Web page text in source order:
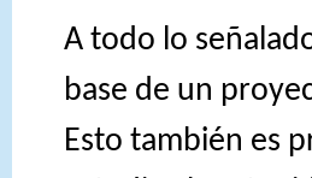
A todo lo
base de un
Esto también es